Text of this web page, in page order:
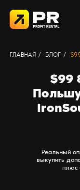
ГЛАВНАЯ / БЛОГ /
$99
Польшу
Реальный
выкупить
плюс